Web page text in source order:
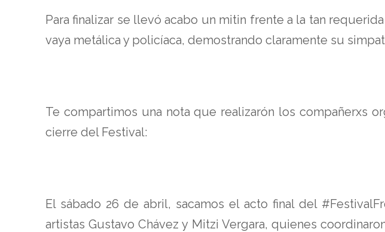
Para finalizar se llevó acabo un mitin frente a la tan
vaya metálica y policíaca, demostrando claramente su
Te compartimos una nota que realizarón los compañerxs
cierre del Festival:
El sábado 26 de abril, sacamos el acto final del
artistas Gustavo Chávez y Mitzi Vergara, quienes